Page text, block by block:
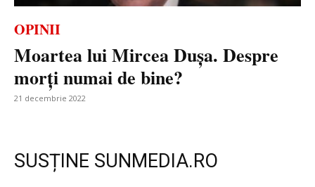
OPINII
Moartea lui Mircea Dușa. Despre
morți numai de bine?
21 decembrie 2022
SUSȚINE SUNMEDIA.RO